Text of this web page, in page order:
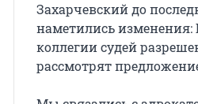
Захарчевский до
наметились
коллегии судей
рассмотрят